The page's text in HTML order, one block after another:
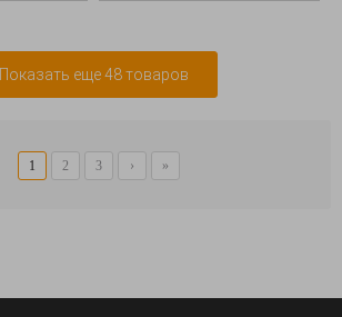
Показать еще 48 товаров
1 2 3 › »